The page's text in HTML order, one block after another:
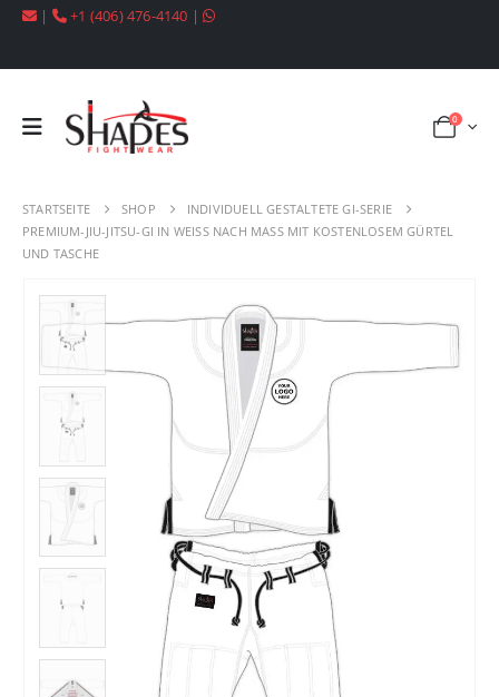
| +1 (406) 476-4140 |
0
STARTSEITE SHOP
INDIVIDUELL GESTALTETE GI-SERIE
PREMIUM-JIU-JITSU-GI IN WEISS NACH MASS MIT KOSTENLOSEM GÜRTEL
UND TASCHE